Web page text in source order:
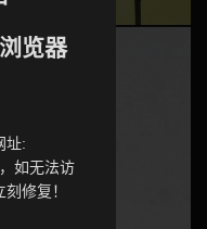
览器
址:
，如无法访
修复！